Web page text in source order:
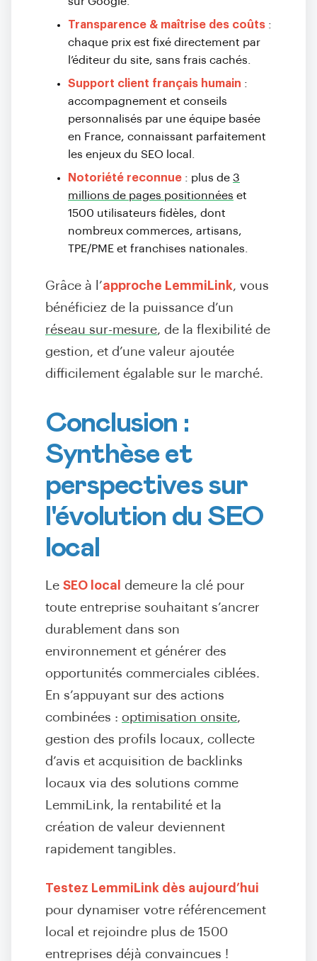
Transparence & maîtrise des coûts :
chaque prix est fixé directement par
l’éditeur du site, sans frais cachés.
Support client français humain :
accompagnement et conseils
personnalisés par une équipe basée
en France, connaissant parfaitement
les enjeux du SEO local.
Notoriété reconnue : plus de 3
millions de pages positionnées et
1500 utilisateurs fidèles, dont
nombreux commerces, artisans,
TPE/PME et franchises nationales.
Grâce à l’approche LemmiLink, vous
bénéficiez de la puissance d’un
réseau sur-mesure, de la flexibilité de
gestion, et d’une valeur ajoutée
difficilement égalable sur le marché.
Conclusion :
Synthèse et
perspectives sur
l'évolution du SEO
local
Le SEO local
demeure la clé pour
toute entreprise souhaitant s’ancrer
durablement dans son
environnement et générer des
opportunités commerciales ciblées.
En s’appuyant sur des actions
combinées : optimisation onsite,
gestion des profils locaux, collecte
d’avis et acquisition de backlinks
locaux via des solutions comme
LemmiLink, la rentabilité et la
création de valeur deviennent
rapidement tangibles.
Testez LemmiLink dès aujourd’hui
pour dynamiser votre référencement
local et rejoindre plus de 1500
entreprises déjà convaincues !